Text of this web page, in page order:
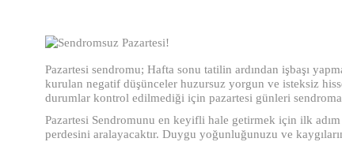
Pazartesi sendromu; Hafta sonu tatilin ardından işbaşı
kurulan negatif düşünceler huzursuz yorgun ve isteksiz
durumlar kontrol edilmediği için pazartesi günleri
Pazartesi Sendromunu en keyifli hale getirmek için ilk
perdesini aralayacaktır. Duygu yoğunluğunuzu ve